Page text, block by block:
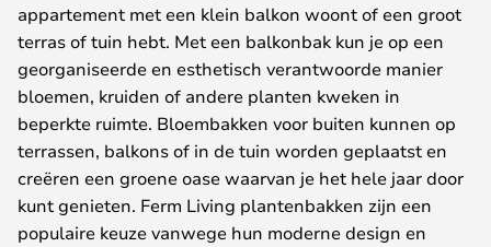
appartement met een klein balkon woont of een groot
terras of tuin hebt. Met een balkonbak kun je op een
georganiseerde en esthetisch verantwoorde manier
bloemen, kruiden of andere planten kweken in
beperkte ruimte. Bloembakken voor buiten kunnen op
terrassen, balkons of in de tuin worden geplaatst en
creëren een groene oase waarvan je het hele jaar door
kunt genieten. Ferm Living plantenbakken zijn een
populaire keuze vanwege hun moderne design en